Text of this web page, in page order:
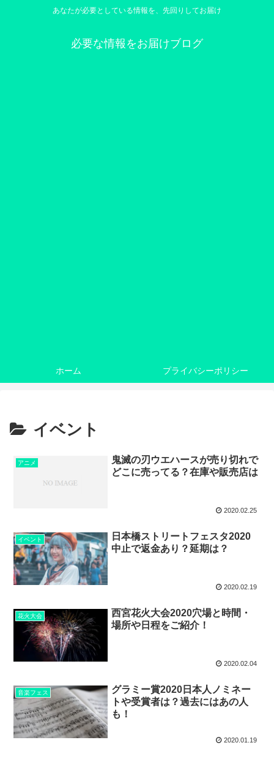
あなたが必要としている情報を、先回りしてお届け
必要な情報をお届けブログ
ホーム プライバシーポリシー
イベント
アニメ
鬼滅の刃ウエハースが売り切れで
どこに売ってる？在庫や販売店は
2020.02.25
イベント
日本橋ストリートフェスタ2020
中止で返金あり？延期は？
2020.02.19
花火大会
西宮花火大会2020穴場と時間・
場所や日程をご紹介！
2020.02.04
音楽フェス
グラミー賞2020日本人ノミネー
トや受賞者は？過去にはあの人
も！
2020.01.19